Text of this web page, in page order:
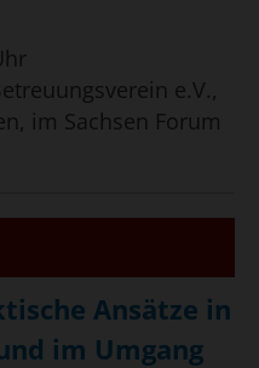
e.V.,
im Sachsen Forum
Ansätze in
im Umgang